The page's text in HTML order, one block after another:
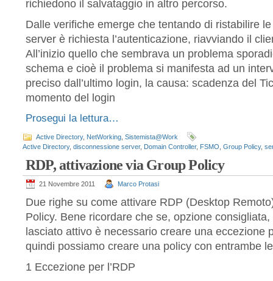
richiedono il salvataggio in altro percorso.
Dalle verifiche emerge che tentando di ristabilire
server è richiesta l’autenticazione, riavviando il
All’inizio quello che sembrava un problema
schema e cioè il problema si manifesta ad un
preciso dall’ultimo login, la causa: scadenza del
momento del login
Prosegui la lettura…
Active Directory, NetWorking Sistemista@Work
Active Directory, disconnessione server, Domain Controller, FSMO Group Policy,
RDP, attivazione via Group Policy
21 Novembre 2011 Marco Protasi
Due righe su come attivare RDP (Desktop
Policy. Bene ricordare che se, opzione
lasciato attivo è necessario creare una eccezione
quindi possiamo creare una policy con entrambe
1 Eccezione per l’RDP